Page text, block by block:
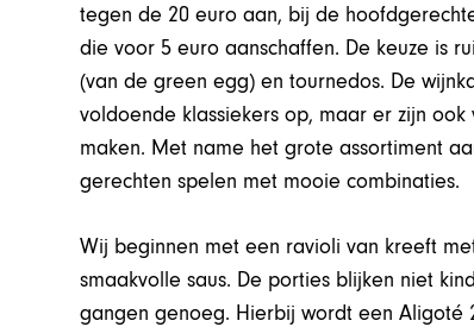
tegen de 20 euro aan, bij de
die voor 5 euro aanschaffen. De keuze is
(van de green egg) en tournedos. De
voldoende klassiekers op, maar er zijn
maken. Met name het grote assortiment
gerechten spelen met mooie combinaties.
Wij beginnen met een ravioli van kreeft
smaakvolle saus. De porties blijken niet
gangen genoeg. Hierbij wordt een Aligoté